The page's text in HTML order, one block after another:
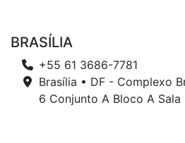
BRASÍLIA
+55 61 3686-7781
Brasília • DF - Complexo
6 Conjunto A Bloco A